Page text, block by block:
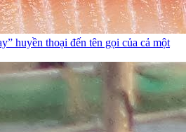
huyền thoại đến tên gọi của cả một